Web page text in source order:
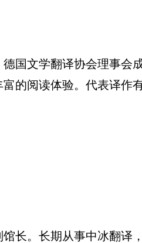
文学翻译协会理事会
的阅读体验。代表译作
。长期从事中冰翻译